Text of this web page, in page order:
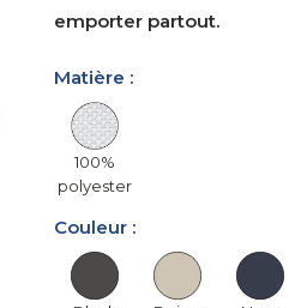
emporter partout.
Matière :
100%
polyester
Couleur :